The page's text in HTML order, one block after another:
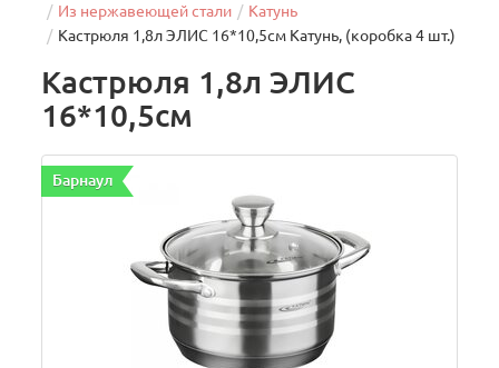
Из нержавеющей стали
Катунь
Кастрюля 1,8л ЭЛИС 16*10,5см Катунь, (коробка 4 шт.)
Кастрюля 1,8л ЭЛИС
16*10,5см
Барнаул